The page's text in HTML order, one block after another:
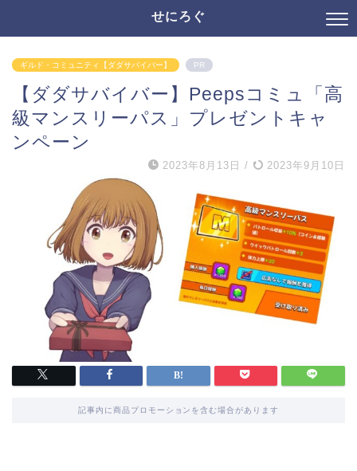
せにろぐ
ギルド・コミュニティ【ダダサバイバー】 PR
【ダダサバイバー】Peepsコミュ「高
級マンスリーパス」プレゼントキャ
ンペーン
2023年8月13日 / 2023年9月10日
記事内に商品プロモーションを含む場合があります